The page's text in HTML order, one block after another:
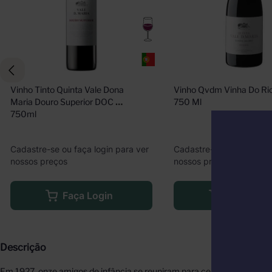
Vinho Tinto Quinta Vale Dona
Maria Douro Superior DOC
750ml
Cadastre-se ou faça login para ver
nossos preços
Faça Login
Vinho Qvdm Vinha Do
750 Ml
Cadastre-se ou faça
nossos preços
Descrição